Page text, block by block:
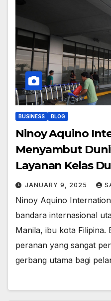
BUSINESS BLOG
Ninoy Aquino
Menyambut
Layanan Kelas
JANUARY 9, 2025
Ninoy Aquino
bandara internasional
Manila, ibu kota Filipina.
peranan yang sangat
gerbang utama bagi